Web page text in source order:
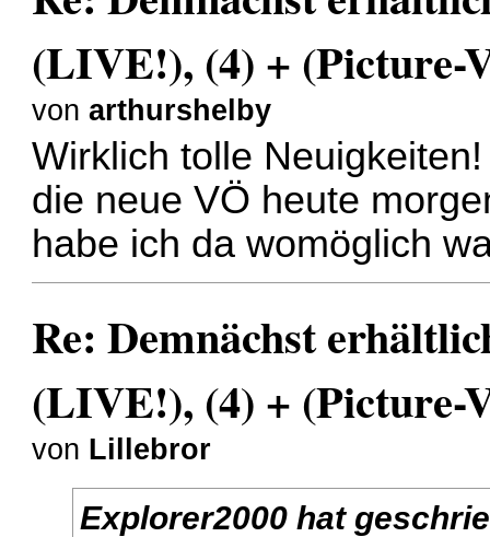
(LIVE!), (4) + (Picture-
vonarthurshelby
Wirklich tolle
die neue VÖ heute
habe ich da womöglich
Re: Demnächst
(LIVE!), (4) + (Picture-
von Lillebror
Explorer2000 hat